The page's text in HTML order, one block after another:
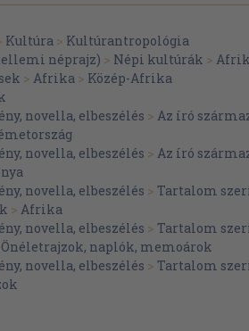
Kultúra > Kultúrantropológia
néprajz) > Népi kultúrák >
> Afrika > Közép-Afrika
novella, elbeszélés > Az író
novella, elbeszélés > Az író
novella, elbeszélés > Tartalom
> Afrika
novella, elbeszélés > Tartalom
Önéletrajzok, naplók, memoárok
novella, elbeszélés > Tartalom